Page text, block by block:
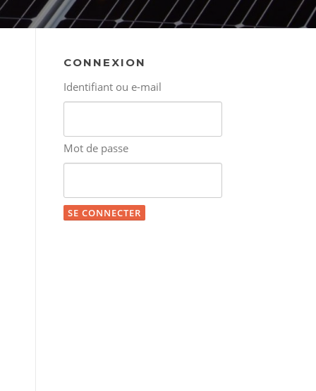
CONNEXION
Identifiant ou e-mail
Mot de passe